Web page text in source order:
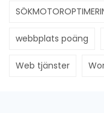
webbplats poäng
Web tjänster